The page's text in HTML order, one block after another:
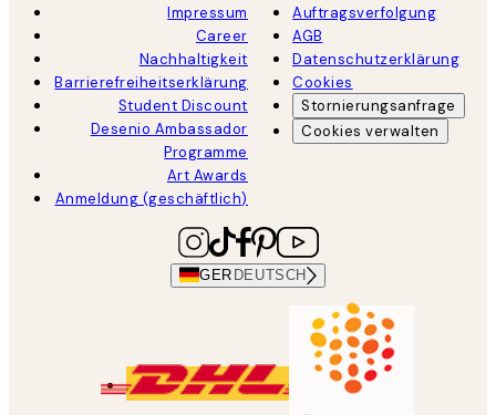
Impressum
Career
Nachhaltigkeit
Barrierefreiheitserklärung
Student Discount
Desenio Ambassador
Programme
Art Awards
Anmeldung (geschäftlich)
Auftragsverfolgung
AGB
Datenschutzerklärung
Cookies
Stornierungsanfrage
Cookies verwalten
GER DEUTSCH